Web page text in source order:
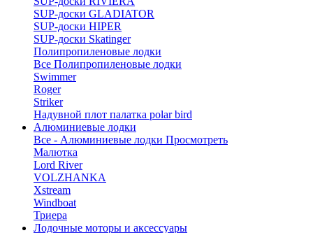
SUP-доски GLADIATOR
SUP-доски HIPER
SUP-доски Skatinger
Полипропиленовые лодки
Все Полипропиленовые лодки
Swimmer
Roger
Striker
Надувной плот палатка polar bird
Алюминиевые лодки
Все - Алюминиевые лодки Просмотреть
Малютка
Lord River
VOLZHANKA
Xstream
Windboat
Триера
Лодочные моторы и аксессуары